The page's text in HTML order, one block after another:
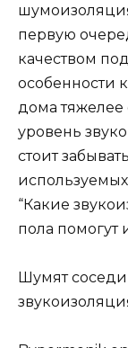
первую
качеством
особенности
дома
уровень
стоит
“Какие
пола помогут
Шумят